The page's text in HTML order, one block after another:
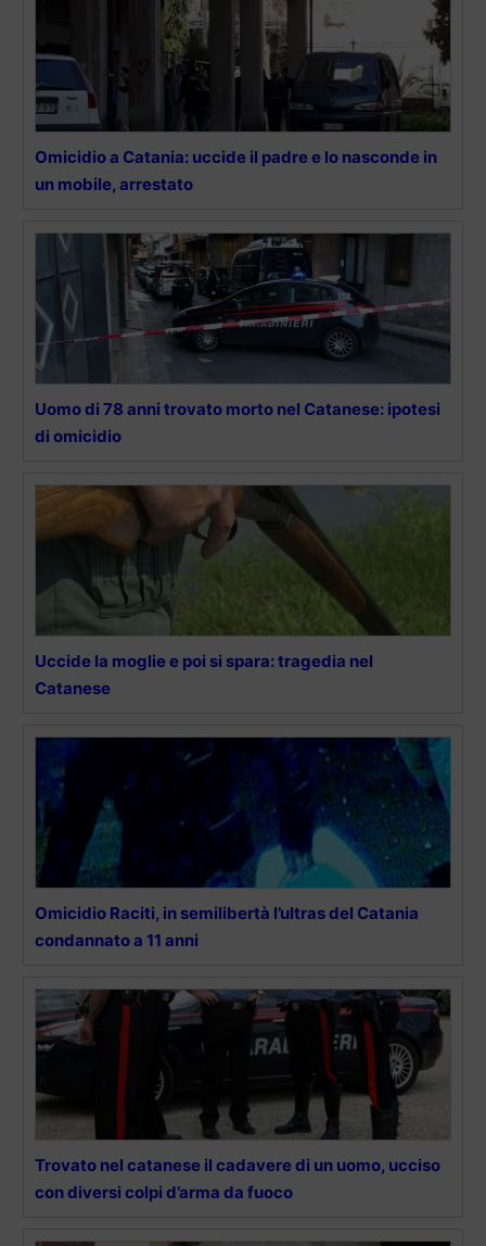
Omicidio a Catania: uccide il padre e lo nasconde in
un mobile, arrestato
Uomo di 78 anni trovato morto nel Catanese: ipotesi
di omicidio
Uccide la moglie e poi si spara: tragedia nel
Catanese
Omicidio Raciti, in semilibertà l’ultras del Catania
condannato a 11 anni
Trovato nel catanese il cadavere di un uomo, ucciso
con diversi colpi d’arma da fuoco